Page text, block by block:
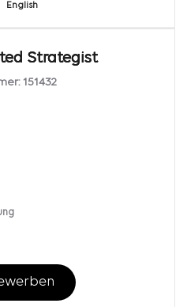
English
Strategist
151432